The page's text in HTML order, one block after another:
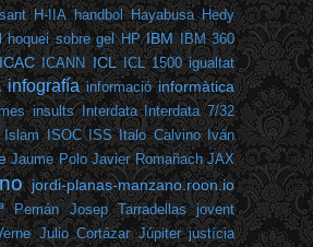
H-IIA handbol Hayabusa Hedy
hoquei sobre gel HP IBM IBM 360
ICAC ICANN ICL ICL 1500 igualtat
infografía informació informàtica
insults Interdata Interdata 7/32
Islam ISOC ISS Italo Calvino Iván
Jaume Polo Javier Romañach JAX
jordi-planas-manzano.roon.io
Pemán Josep Tarradellas
jovent
Julio Cortázar Júpiter justícia